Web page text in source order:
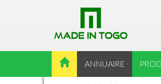
ANNUAIRE